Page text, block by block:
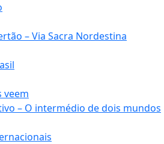
– Via Sacra Nordestina
veem
– O intermédio de dois mundos